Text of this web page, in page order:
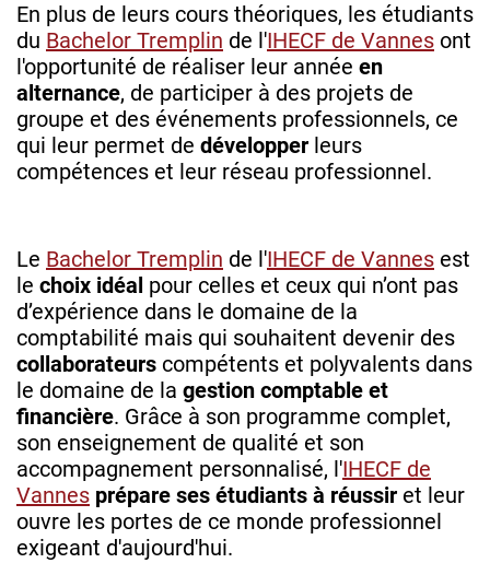
En plus de leurs cours théoriques, les étudiants
du Bachelor Tremplin de l'IHECF de Vannes ont
l'opportunité de réaliser leur année en
alternance, de participer à des projets de
groupe et des événements professionnels, ce
qui leur permet de développer leurs
compétences et leur réseau professionnel.
Le Bachelor Tremplin de l'IHECF de Vannes est
le choix idéal pour celles et ceux qui n’ont pas
d’expérience dans le domaine de la
comptabilité mais qui souhaitent devenir des
collaborateurs compétents et polyvalents dans
le domaine de la gestion comptable et
financière. Grâce à son programme complet,
son enseignement de qualité et son
accompagnement personnalisé, l'IHECF de
Vannes prépare ses étudiants à réussir et leur
ouvre les portes de ce monde professionnel
exigeant d'aujourd'hui.